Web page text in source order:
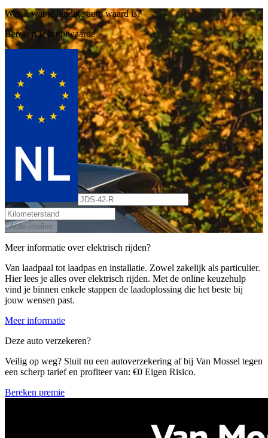
Weten wat je huidige auto waard is?
Bereken je inruilwaarde
Auto inruilen
Meer informatie over elektrisch rijden?
Van laadpaal tot laadpas en installatie. Zowel zakelijk als particulier.
Hier lees je alles over elektrisch rijden. Met de online keuzehulp
vind je binnen enkele stappen de laadoplossing die het beste bij
jouw wensen past.
Meer informatie
Deze auto verzekeren?
Veilig op weg? Sluit nu een autoverzekering af bij Van Mossel tegen
een scherp tarief en profiteer van: €0 Eigen Risico.
Bereken premie